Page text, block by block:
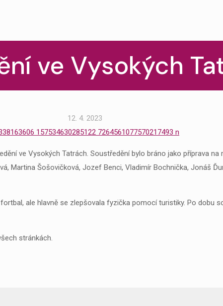
ve Vysokých
12. 4. 2023
ve Vysokých Tatrách. Soustředění bylo bráno jako příprava
Martina Šošovičková, Jozef Benci, Vladimír Bochnička, Jonáš
ale hlavně se zlepšovala fyzička pomocí turistiky. Po dobu
stránkách.